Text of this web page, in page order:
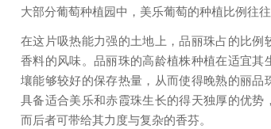
大部分葡萄种植园中，美乐葡萄的种植比例往往
在这片吸热能力强的土地上，品丽珠占的比
香料的风味。品丽珠的高龄植株种植在适宜
壤能够较好的保存热量，从而使得晚熟的丽
具备适合美乐和赤霞珠生长的得天独厚的优势
而后者可带给其力度与复杂的香芬。